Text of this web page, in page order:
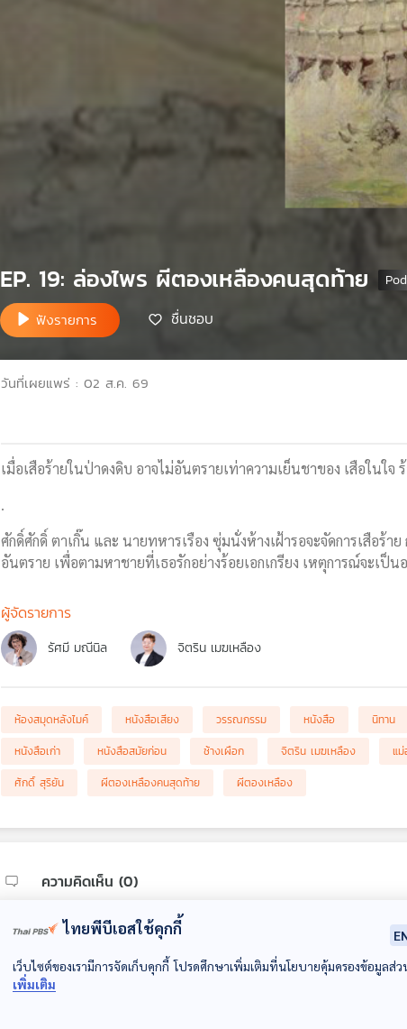
EP. 19: ล่องไพร ผีตองเหลืองคนสุดท้าย
ฟังรายการ ชื่นชอบ
วันที่เผยแพร่ : 02 ส.ค. 69
เมื่อเสือร้ายในป่าดงดิบ อาจไม่อันตรายเท่าความเย็นชาของ เสือในใจ ร้
.
ศักดิ์ศักดิ์ ตาเกิ๊น และ นายทหารเรือง ซุ่มนั่งห้างเฝ้ารอจะจัดการเสือร้
อันตราย เพื่อตามหาชายที่เธอรักอย่างร้อยเอกเกรียง เหตุการณ์จะเ
ผู้จัดรายการ
รัศมี มณีนิล จิตริน เมฆเหลือง
ห้องสมุดหลังไมค์ หนังสือเสียง วรรณกรรม หนังสือ นิทาน
หนังสือเก่า
หนังสือสมัยก่อน ช้างเผือก จิตริน เมฆเหลือง แ
ศักดิ์ สุริยัน
ผีตองเหลืองคนสุดท้าย ผีตองเหลือง
ความคิดเห็น (0)
ไทยพีบีเอสใช้คุกกี้
เว็บไซต์ของเรามีการจัดเก็บคุกกี้ โปรดศึกษาเพิ่มเติมที่นโยบายคุ้มครองข้อมูลส่
เพิ่มเติม